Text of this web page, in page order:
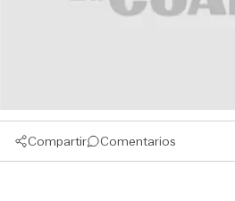
Compartir Comentarios